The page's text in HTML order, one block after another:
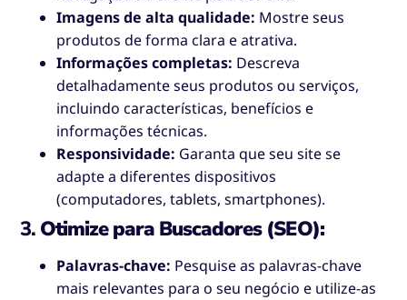
Imagens de alta qualidade: Mostre seus
produtos de forma clara e atrativa.
Informações completas: Descreva
detalhadamente seus produtos ou serviços,
incluindo características, benefícios e
informações técnicas.
Responsividade: Garanta que seu site se
adapte a diferentes dispositivos
(computadores, tablets, smartphones).
3. Otimize para Buscadores (SEO):
Palavras-chave: Pesquise as palavras-chave
mais relevantes para o seu negócio e utilize-as